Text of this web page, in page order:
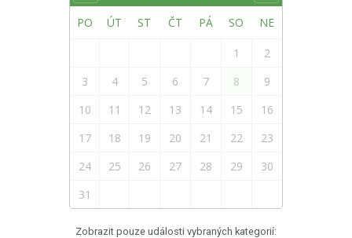
PO ÚT ST ČT PÁ SO NE
1
2
3
4 5 6 7 8
9
10
11 12 13 14 15
16
17
18 19 20 21 22
23
24
25 26 27 28 29
30
31
Zobrazit pouze události vybraných kategorií: